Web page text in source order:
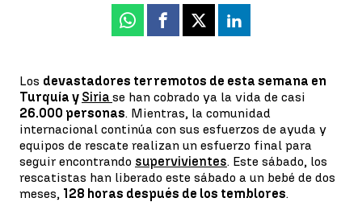
Whatsapp
Facebook
X Linkedin
Los devastadores terremotos de esta semana en
Turquía y Siria se han cobrado ya la vida de casi
26.000 personas. Mientras, la comunidad
internacional continúa con sus esfuerzos de ayuda y
equipos de rescate realizan un esfuerzo final para
seguir encontrando supervivientes. Este sábado, los
rescatistas han liberado este sábado a un bebé de dos
meses, 128 horas después de los temblores.